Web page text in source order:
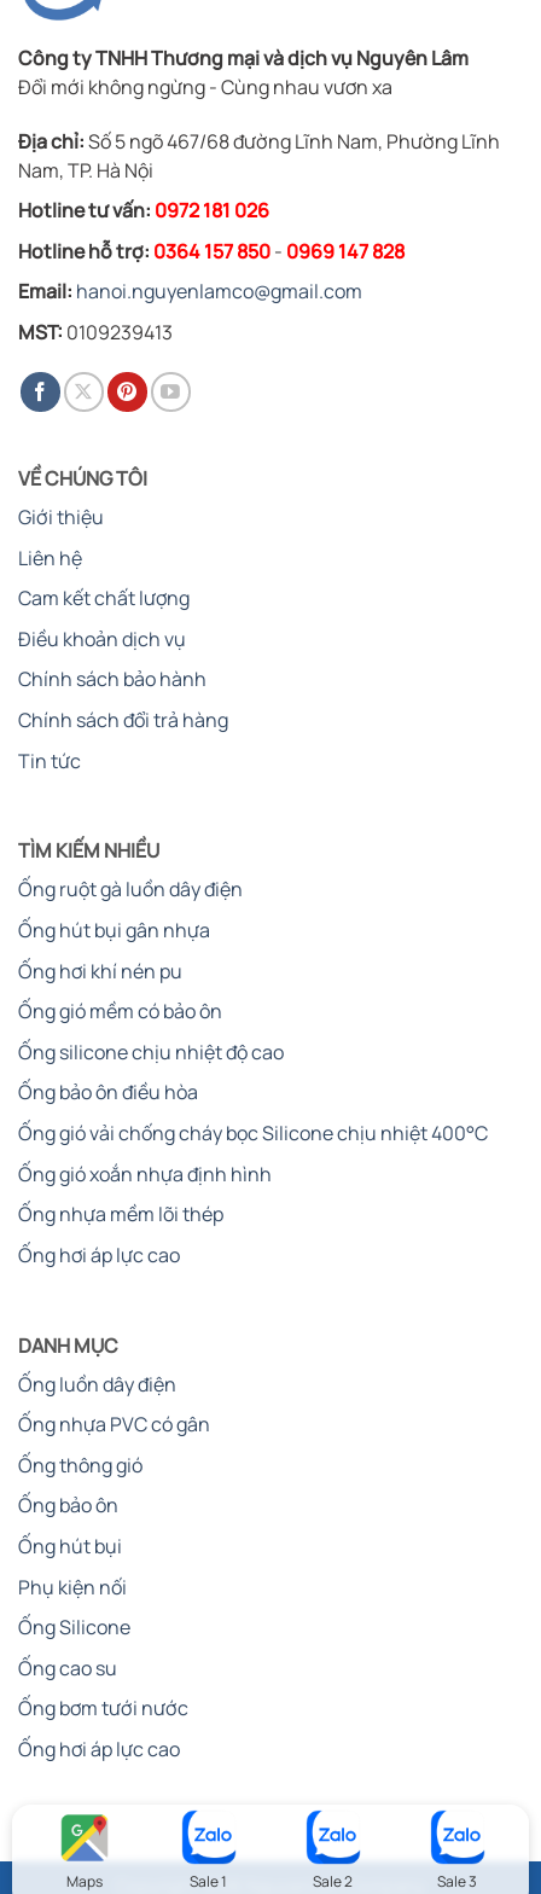
Công ty TNHH Thương mại và dịch vụ Nguyên Lâm
Đổi mới không ngừng - Cùng nhau vươn xa
Địa chỉ:Số 5 ngõ 467/68 đường Lĩnh Nam, Phường Lĩnh
Nam, TP. Hà Nội
Hotline tư vấn: 0972 181 026
Hotline hỗ trợ: 0364 157 850- 0969 147 828
Email: hanoi.nguyenlamco@gmail.com
MST: 0109239413
VỀ CHÚNG TÔI
Giới thiệu
Liên hệ
Cam kết chất lượng
Điều khoản dịch vụ
Chính sách bảo hành
Chính sách đổi trả hàng
Tin tức
TÌM KIẾM NHIỀU
Ống ruột gà luồn dây điện
Ống hút bụi gân nhựa
Ống hơi khí nén pu
Ống gió mềm có bảo ôn
Ống silicone chịu nhiệt độ cao
Ống bảo ôn điều hòa
Ống gió vải chống cháy bọc Silicone chịu nhiệt 400°C
Ống gió xoắn nhựa định hình
Ống nhựa mềm lõi thép
Ống hơi áp lực cao
DANH MỤC
Ống luồn dây điện
Ống nhựa PVC có gân
Ống thông gió
Ống bảo ôn
Ống hút bụi
Phụ kiện nối
Ống Silicone
Ống cao su
Ống bơm tưới nước
Ống hơi áp lực cao
Copyright 2026 NguyenLam Company
Maps Sale 1 Sale 2 Sale 3